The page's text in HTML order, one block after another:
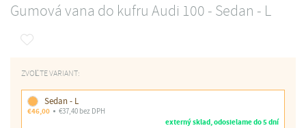
Gumová vana do kufru Audi 100 - Sedan - L
ZVOĽTE VARIANT:
Sedan - L
€46,00
€37,40 bez DPH
externý sklad, odosielame do 5 dní